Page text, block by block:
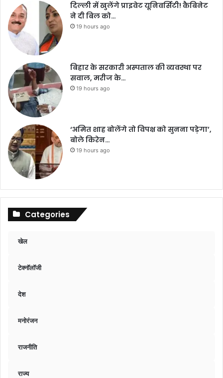
दिल्ली में खुलेंगे प्राइवेट यूनिवर्सिटी! कैबिनेट
ने दी बिल को…
19 hours ago
बिहार के सरकारी अस्पताल की व्यवस्था पर
सवाल, मरीज के…
19 hours ago
‘अमित शाह बोलेंगे तो विपक्ष को सुनना पड़ेगा’,
बोले किरेन…
19 hours ago
Categories
खेल
टेक्नॉलॉजी
देश
मनोरंजन
राजनीति
राज्य